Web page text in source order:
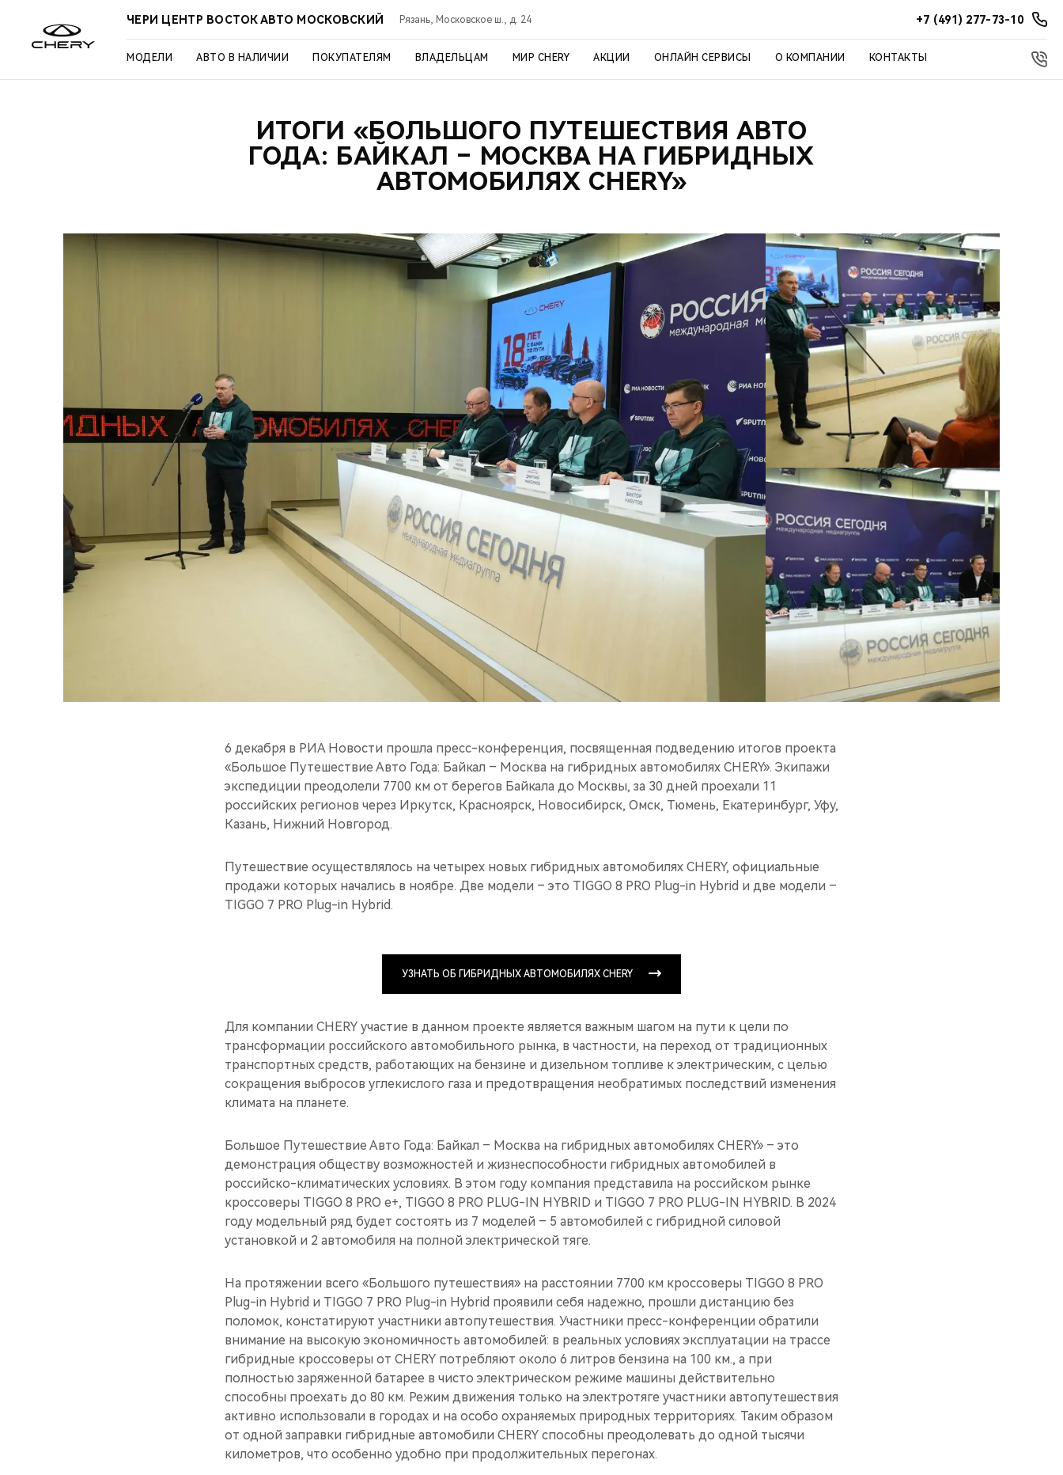
ЧЕРИ ЦЕНТР ВОСТОК АВТО МОСКОВСКИЙ Рязань, Московское ш., д. 24 +7 (491) 277-73-10
МОДЕЛИ АВТО В НАЛИЧИИ ПОКУПАТЕЛЯМ ВЛАДЕЛЬЦАМ МИР CHERY АКЦИИ ОНЛАЙН СЕРВИСЫ О КОМПАНИИ КОНТАКТЫ
ИТОГИ «БОЛЬШОГО ПУТЕШЕСТВИЯ АВТО
ГОДА: БАЙКАЛ – МОСКВА НА ГИБРИДНЫХ
АВТОМОБИЛЯХ CHERY»
6 декабря в РИА Новости прошла пресс-конференция, посвященная подведению итогов проекта
«Большое Путешествие Авто Года: Байкал – Москва на гибридных автомобилях CHERY». Экипажи
экспедиции преодолели 7700 км от берегов Байкала до Москвы, за 30 дней проехали 11
российских регионов через Иркутск, Красноярск, Новосибирск, Омск, Тюмень, Екатеринбург, Уфу,
Казань, Нижний Новгород.
Путешествие осуществлялось на четырех новых гибридных автомобилях CHERY, официальные
продажи которых начались в ноябре. Две модели – это TIGGO 8 PRO Plug-in Hybrid и две модели –
TIGGO 7 PRO Plug-in Hybrid.
УЗНАТЬ ОБ ГИБРИДНЫХ АВТОМОБИЛЯХ CHERY
Для компании CHERY участие в данном проекте является важным шагом на пути к цели по
трансформации российского автомобильного рынка, в частности, на переход от традиционных
транспортных средств, работающих на бензине и дизельном топливе к электрическим, с целью
сокращения выбросов углекислого газа и предотвращения необратимых последствий изменения
климата на планете.
Большое Путешествие Авто Года: Байкал – Москва на гибридных автомобилях CHERY» – это
демонстрация обществу возможностей и жизнеспособности гибридных автомобилей в
российско-климатических условиях. В этом году компания представила на российском рынке
кроссоверы TIGGO 8 PRO e+, TIGGO 8 PRO PLUG-IN HYBRID и TIGGO 7 PRO PLUG-IN HYBRID. В 2024
году модельный ряд будет состоять из 7 моделей – 5 автомобилей с гибридной силовой
установкой и 2 автомобиля на полной электрической тяге.
На протяжении всего «Большого путешествия» на расстоянии 7700 км кроссоверы TIGGO 8 PRO
Plug-in Hybrid и TIGGO 7 PRO Plug-in Hybrid проявили себя надежно, прошли дистанцию без
поломок, констатируют участники автопутешествия. Участники пресс-конференции обратили
внимание на высокую экономичность автомобилей: в реальных условиях эксплуатации на трассе
гибридные кроссоверы от CHERY потребляют около 6 литров бензина на 100 км., а при
полностью заряженной батарее в чисто электрическом режиме машины действительно
способны проехать до 80 км. Режим движения только на электротяге участники автопутешествия
активно использовали в городах и на особо охраняемых природных территориях. Таким образом
от одной заправки гибридные автомобили CHERY способны преодолевать до одной тысячи
километров, что особенно удобно при продолжительных перегонах.